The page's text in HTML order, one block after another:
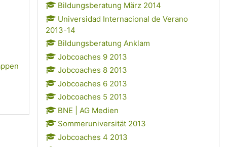
Bildungsberatung März 2014
Universidad Internacional de Verano
2013-14
Bildungsberatung Anklam
Jobcoaches 9 2013
Jobcoaches 8 2013
Jobcoaches 6 2013
Jobcoaches 5 2013
BNE | AG Medien
Sommeruniversität 2013
Jobcoaches 4 2013